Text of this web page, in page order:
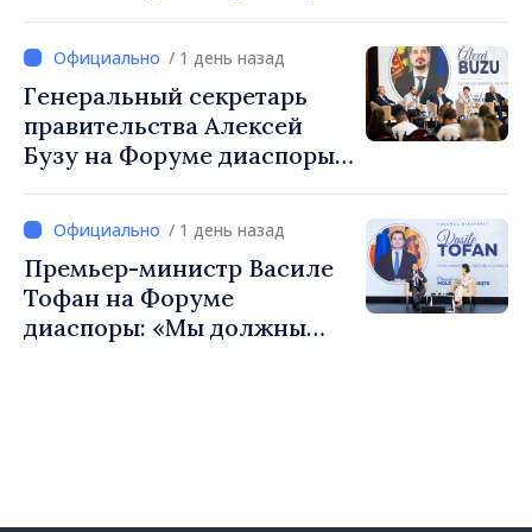
Вевер обсудили
европейский путь
Республики Молдова
/ 1 день назад
Генеральный секретарь
правительства Алексей
Бузу на Форуме диаспоры:
чтобы строить более
сильные сообщества»
/ 1 день назад
Премьер-министр Василе
Тофан на Форуме
диаспоры: «Мы должны